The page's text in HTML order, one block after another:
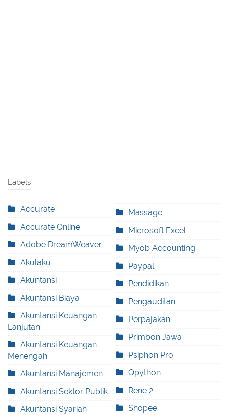
Labels
Accurate
Accurate Online
Adobe DreamWeaver
Akulaku
Akuntansi
Akuntansi Biaya
Akuntansi Keuangan
Lanjutan
Akuntansi Keuangan
Menengah
Akuntansi Manajemen
Akuntansi Sektor Publik
Akuntansi Syariah
Massage
Microsoft Excel
Myob Accounting
Paypal
Pendidikan
Pengauditan
Perpajakan
Primbon Jawa
Psiphon Pro
Qpython
Rene 2
Shopee